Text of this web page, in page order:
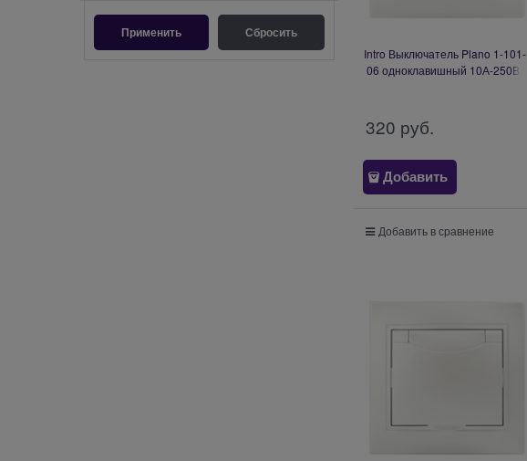
Intro Выключатель Plano 1-101-
06 одноклавишный 10А-250В,
320 руб.
Добавить
Добавить в сравнение